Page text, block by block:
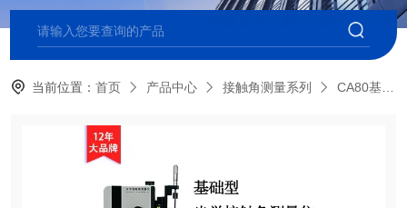
当前位置：首页 产品中心 接触角测量系列 CA80基础型光学接触角测量仪